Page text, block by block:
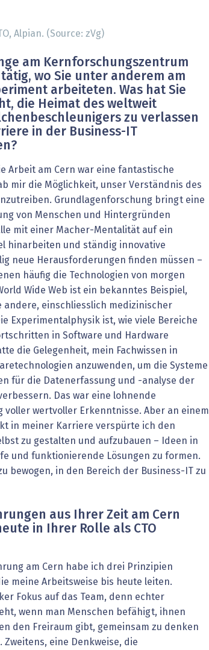
Alpian. (Source: zVg)
am Kernforschungszentrum
wo Sie unter anderem am
arbeiteten. Was hat Sie
die Heimat des weltweit
zu verlassen
in der Business-IT
Arbeit am Cern war eine fantastische
mir die Möglichkeit, unser Verständnis des
Grundlagenforschung bringt eine
von Menschen und Hintergründen
mit einer Macher-Mentalität auf ein
hinarbeiten und ständig innovative
neue Herausforderungen finden müssen –
häufig die Technologien von morgen
Wide Web ist ein bekanntes Beispiel,
andere, einschliesslich medizinischer
Experimentalphysik ist, wie viele Bereiche
in Software und Hardware
die Gelegenheit, mein Fachwissen in
anzuwenden, um die Systeme
für die Datenerfassung und -analyse der
Das war eine lohnende
voller wertvoller Erkenntnisse. Aber an einem
in meiner Karriere verspürte ich den
zu gestalten und aufzubauen – Ideen in
und funktionierende Lösungen zu formen.
bewogen, in den Bereich der Business-IT zu
aus Ihrer Zeit am Cern
in Ihrer Rolle als CTO
am Cern habe ich drei Prinzipien
meine Arbeitsweise bis heute leiten.
Fokus auf das Team, denn echter
wenn man Menschen befähigt, ihnen
den Freiraum gibt, gemeinsam zu denken
Zweitens, eine Denkweise, die